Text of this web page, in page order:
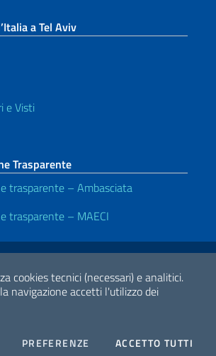
cookies tecnici (necessari) e analitici.
navigazione accetti l'utilizzo dei
PREFERENZE COOKIESACCETTO TUTTI
a Tel Aviv
e Visti
Trasparente
trasparente – Ambasciata
trasparente – MAECI